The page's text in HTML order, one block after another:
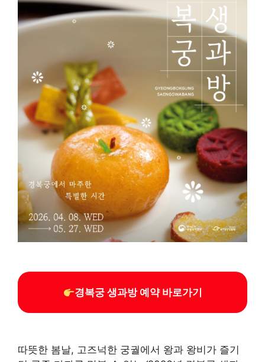
경복궁 생과방 예약 바로가기
따뜻한 봄날, 고즈넉한 궁궐에서 왕과 왕비가 즐기